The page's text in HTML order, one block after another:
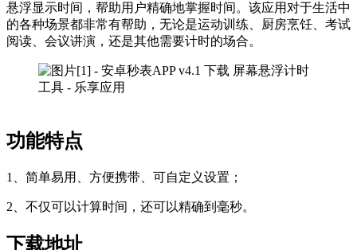
悬浮显示时间，帮助用户精确地掌握时间。该应用对于生活中
的各种场景都非常有帮助，无论是运动训练、厨房烹饪、考试
阅读、会议讲演，还是其他需要计时的场合。
功能特点
1、简单易用、方便携带、可自定义设置；
2、不仅可以计算时间，还可以精确到毫秒。
下载地址